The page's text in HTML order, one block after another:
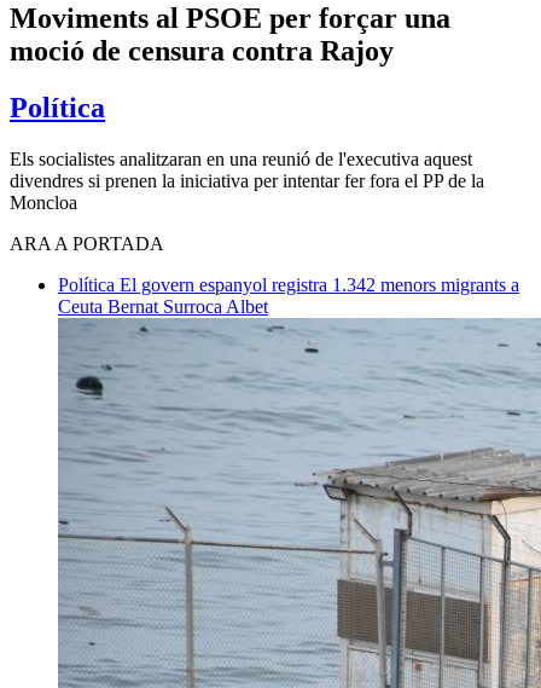
Moviments al PSOE per forçar una
moció de censura contra Rajoy
Política
Els socialistes analitzaran en una reunió de l'executiva aquest
divendres si prenen la iniciativa per intentar fer fora el PP de la
Moncloa
ARA A PORTADA
Política El govern espanyol registra 1.342 menors migrants a
Ceuta Bernat Surroca Albet